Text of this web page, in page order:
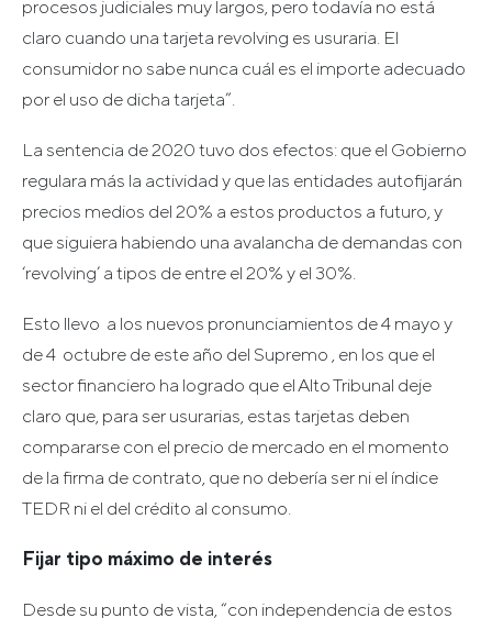
procesos judiciales muy largos, pero todavía no está
claro cuando una tarjeta revolving es usuraria. El
consumidor no sabe nunca cuál es el importe adecuado
por el uso de dicha tarjeta”.
La sentencia de 2020 tuvo dos efectos: que el Gobierno
regulara más la actividad y que las entidades autofijarán
precios medios del 20% a estos productos a futuro, y
que siguiera habiendo una avalancha de demandas con
‘revolving’ a tipos de entre el 20% y el 30%.
Esto llevo a los nuevos pronunciamientos de 4 mayo y
de 4 octubre de este año del Supremo , en los que el
sector financiero ha logrado que el Alto Tribunal deje
claro que, para ser usurarias, estas tarjetas deben
compararse con el precio de mercado en el momento
de la firma de contrato, que no debería ser ni el índice
TEDR ni el del crédito al consumo.
Fijar tipo máximo de interés
Desde su punto de vista, “con independencia de estos